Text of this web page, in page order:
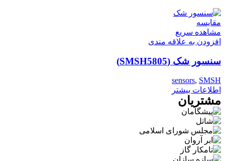
مقایسه
مشاهده سریع
افزودن به علاقه مندی
سنسور شک (SMSH5805)
sensors, SMSH
اطلاعات بیشتر
مشتریان